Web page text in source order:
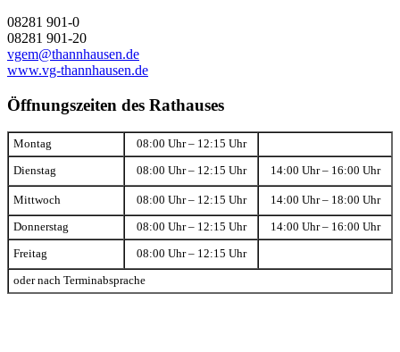
08281 901-0
08281 901-20
vgem@thannhausen.de
www.vg-thannhausen.de
Öffnungszeiten des Rathauses
Montag 08:00 Uhr – 12:15 Uhr
Dienstag 08:00 Uhr – 12:15 Uhr 14:00 Uhr – 16:00 Uhr
Mittwoch 08:00 Uhr – 12:15 Uhr 14:00 Uhr – 18:00 Uhr
Donnerstag 08:00 Uhr – 12:15 Uhr 14:00 Uhr – 16:00 Uhr
Freitag 08:00 Uhr – 12:15 Uhr
oder nach Terminabsprache